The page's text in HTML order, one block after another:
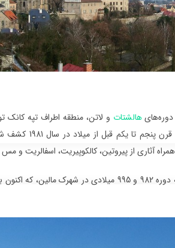
دوره‌‌هایهالشتات و لاتن، منطقه اطراف تپه
تصرف شده بود. در محل استقرار سلتی‌ها بین
استخراج قدیمی ‌ترین آثار نقره در این شهر هم به قرن دهم بازمی ‌گردد، دینارهای نقره متعلق به دوره 982 و 995